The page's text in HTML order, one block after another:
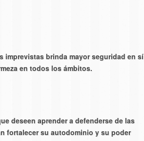
imprevistas brinda mayor seguridad en sí
en todos los ámbitos.
deseen aprender a defenderse de las
fortalecer su autodominio y su poder